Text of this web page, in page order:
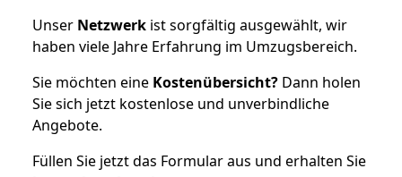
Unser Netzwerk ist sorgfältig ausgewählt, wir
haben viele Jahre Erfahrung im Umzugsbereich.
Sie möchten eine Kostenübersicht? Dann holen
Sie sich jetzt kostenlose und unverbindliche
Angebote.
Füllen Sie jetzt das Formular aus und erhalten Sie